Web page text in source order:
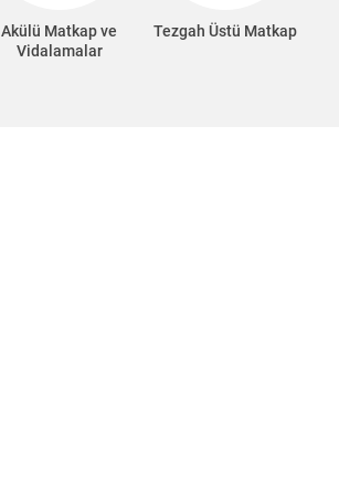
Akülü Matkap ve
Vidalamalar
Tezgah Üstü Matkap